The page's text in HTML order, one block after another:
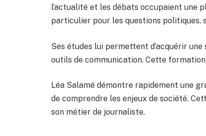
l’actualité et les débats occupaient une
particulier pour les questions politiques,
Ses études lui permettent d’acquérir
outils de communication. Cette
Léa Salamé démontre rapidement une
de comprendre les enjeux de société.
son métier de journaliste.